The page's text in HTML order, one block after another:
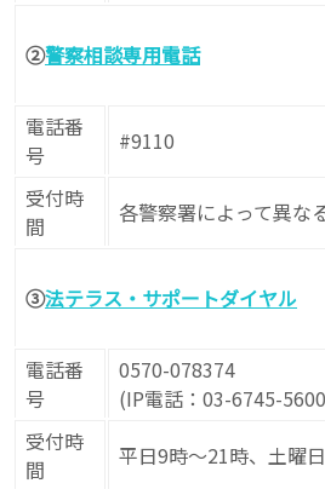
②警察相談専用電話
電話番
号
#9110
受付時
間
各警察署によって異な
③法テラス・サポートダイヤル
電話番
号
0570-078374
(IP電話：03-6745-
受付時
間
平日9時～21時、土曜